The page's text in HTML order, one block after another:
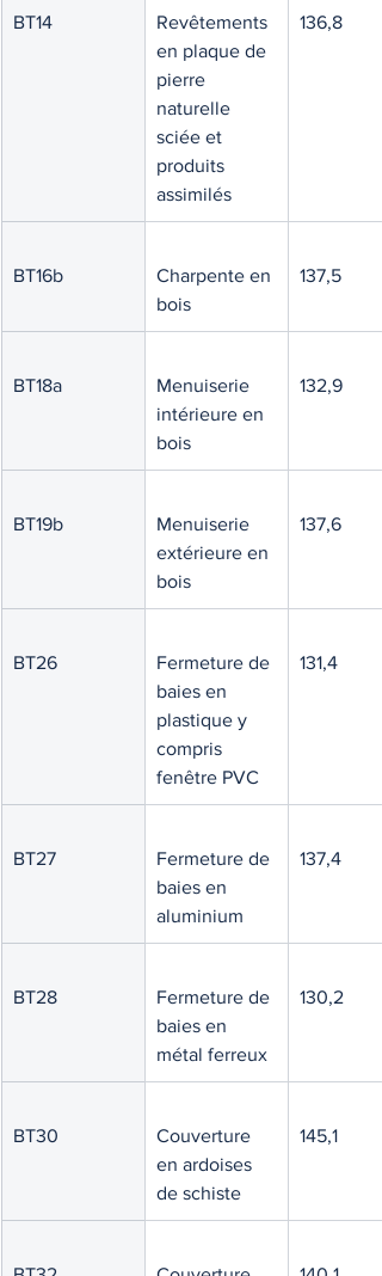
BT14
Revêtements
en plaque de
pierre
naturelle
sciée et
produits
assimilés
136,8
BT16b
Charpente en
bois
137,5
BT18a
Menuiserie
intérieure en
bois
132,9
BT19b
Menuiserie
extérieure en
bois
137,6
BT26
Fermeture de
baies en
plastique y
compris
fenêtre PVC
131,4
BT27
Fermeture de
baies en
aluminium
137,4
BT28
Fermeture de
baies en
métal ferreux
130,2
BT30
Couverture
en ardoises
de schiste
145,1